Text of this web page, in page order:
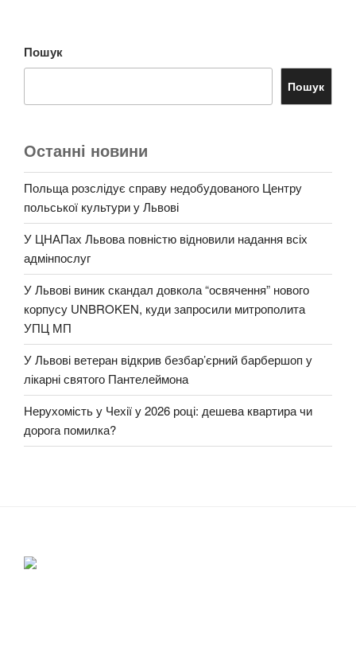
Пошук
Пошук
Останні новини
Польща розслідує справу недобудованого Центру
польської культури у Львові
У ЦНАПах Львова повністю відновили надання всіх
адмінпослуг
У Львові виник скандал довкола “освячення” нового
корпусу UNBROKEN, куди запросили митрополита
УПЦ МП
У Львові ветеран відкрив безбар’єрний барбершоп у
лікарні святого Пантелеймона
Нерухомість у Чехії у 2026 році: дешева квартира чи
дорога помилка?